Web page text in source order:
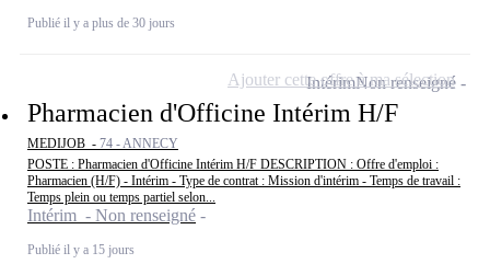
Publié il y a plus de 30 jours
Pharmacien d'Officine Intérim H/F
MEDIJOB - 74 - ANNECY
POSTE : Pharmacien d'Officine Intérim H/F DESCRIPTION : Offre d'emploi :
Pharmacien (H/F) - Intérim - Type de contrat : Mission d'intérim - Temps de travail :
Temps plein ou temps partiel selon...
Intérim - Non renseigné
Publié il y a 15 jours
IntérimNon renseigné
Ajouter cette offre à ma sélection